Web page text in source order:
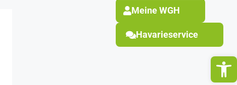
Meine WGH
Havarieservice